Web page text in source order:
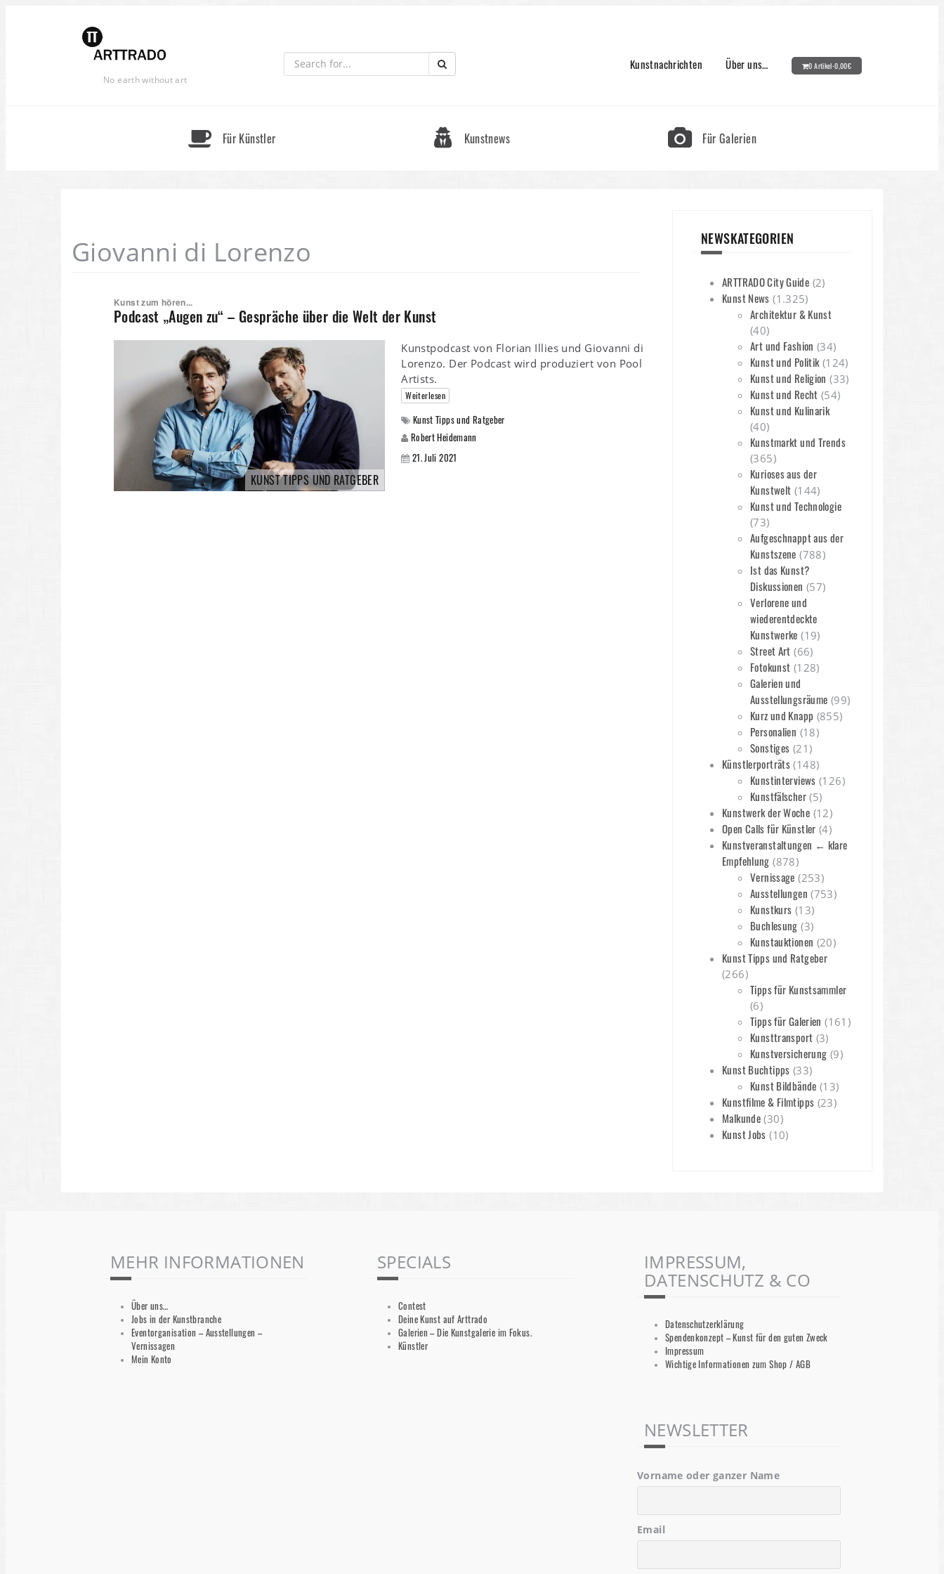
No earth without art
Kunstnachrichten Über uns… 0 Artikel-0,00€
Für Künstler Kunstnews Für Galerien
Giovanni di Lorenzo
Kunst zum hören...
Podcast „Augen zu“ – Gespräche über die Welt der Kunst
KUNST TIPPS UND RATGEBER
Kunstpodcast von Florian Illies und Giovanni di
Lorenzo. Der Podcast wird produziert von Pool
Artists.
Weiterlesen
Kunst Tipps und Ratgeber
Robert Heidemann
21. Juli 2021
NEWSKATEGORIEN
ARTTRADO City Guide (2)
Kunst News (1.325)
Architektur & Kunst
(40)
Art und Fashion (34)
Kunst und Politik(124)
Kunst und Religion (33)
Kunst und Recht (54)
Kunst und Kulinarik
(40)
Kunstmarkt und Trends
(365)
Kurioses aus der
Kunstwelt (144)
Kunst und Technologie
(73)
Aufgeschnappt aus der
Kunstszene (788)
Ist das Kunst?
Diskussionen (57)
Verlorene und
wiederentdeckte
Kunstwerke (19)
Street Art (66)
Fotokunst (128)
Galerien und
Ausstellungsräume (99)
Kurz und Knapp (855)
Personalien (18)
Sonstiges (21)
Künstlerporträts (148)
Kunstinterviews (126)
Kunstfälscher(5)
Kunstwerk der Woche (12)
Open Calls für Künstler (4)
Kunstveranstaltungen ← klare
Empfehlung (878)
Vernissage (253)
Ausstellungen (753)
Kunstkurs (13)
Buchlesung (3)
Kunstauktionen (20)
Kunst Tipps und Ratgeber
(266)
Tipps für Kunstsammler
(6)
Tipps für Galerien (161)
Kunsttransport (3)
Kunstversicherung (9)
Kunst Buchtipps (33)
Kunst Bildbände (13)
Kunstfilme & Filmtipps (23)
Malkunde (30)
Kunst Jobs (10)
MEHR INFORMATIONEN
Über uns…
Jobs in der Kunstbranche
Eventorganisation – Ausstellungen –
Vernissagen
Mein Konto
SPECIALS
Contest
Deine Kunst auf Arttrado
Galerien – Die Kunstgalerie im Fokus.
Künstler
IMPRESSUM,
DATENSCHUTZ & CO
Datenschutzerklärung
Spendenkonzept – Kunst für den guten Zweck
Impressum
Wichtige Informationen zum Shop / AGB
NEWSLETTER
Vorname oder ganzer Name
Email